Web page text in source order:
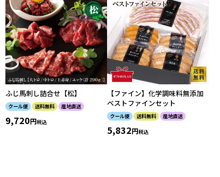
ふじ馬刺し詰合せ【松】
クール便 送料無料 産地直送
9,720 税込
【ファイン】化学調味料無添加
ベストファインセット
クール便 送料無料 産地直送
5,832 税込